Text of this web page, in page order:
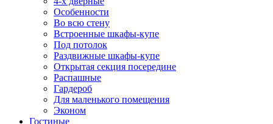
Особенности
Во всю стену
Встроенные шкафы-купе
Под потолок
Раздвижные шкафы-купе
Открытая секция посередине
Распашные
Гардероб
Для маленького помещения
Эконом
Гостиные